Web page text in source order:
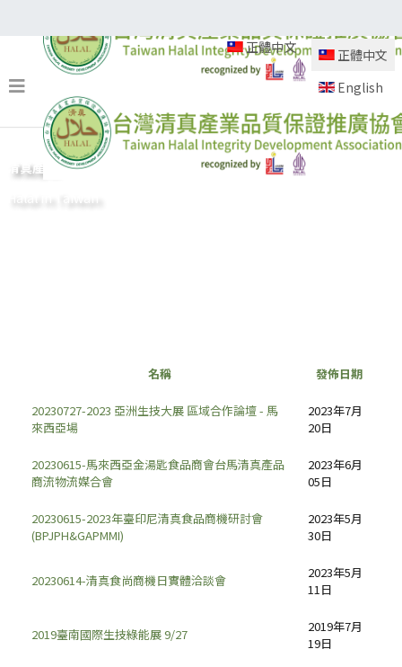
正體中文
正體中文
English
相關連結
清真產業
名稱 發佈日期
20230727-2023 亞洲生技大展 區域合作論壇 - 馬
來西亞場
2023年7月
20日
20230615-馬來西亞金湯匙食品商會台馬清真產品
商流物流媒合會
2023年6月
05日
20230615-2023年臺印尼清真食品商機研討會
(BPJPH&GAPMMI)
2023年5月
30日
20230614-清真食尚商機日實體洽談會
2023年5月
11日
2019臺南國際生技綠能展 9/27
2019年7月
19日